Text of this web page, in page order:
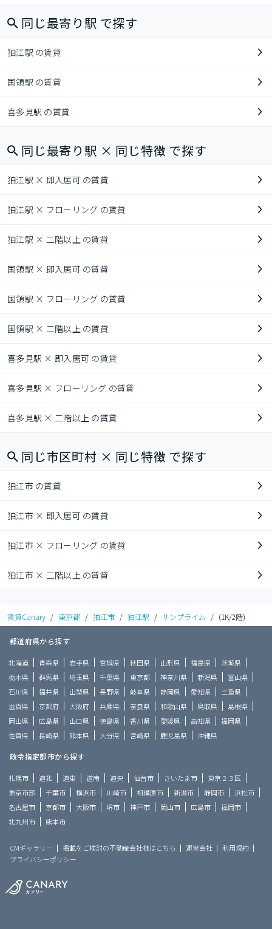
同じ最寄り駅 で探す
狛江駅 の賃貸
国領駅 の賃貸
喜多見駅 の賃貸
同じ最寄り駅 × 同じ特徴 で探す
狛江駅 × 即入居可 の賃貸
狛江駅 × フローリング の賃貸
狛江駅 × 二階以上 の賃貸
国領駅 × 即入居可 の賃貸
国領駅 × フローリング の賃貸
国領駅 × 二階以上 の賃貸
喜多見駅 × 即入居可 の賃貸
喜多見駅 × フローリング の賃貸
喜多見駅 × 二階以上 の賃貸
同じ市区町村 × 同じ特徴 で探す
狛江市 の賃貸
狛江市 × 即入居可 の賃貸
狛江市 × フローリング の賃貸
狛江市 × 二階以上 の賃貸
賃貸Canary / 東京都 / 狛江市 / 狛江駅 / サンプライム / (1K/2階)
都道府県から探す
北海道 青森県 岩手県 宮城県 秋田県 山形県 福島県
茨城県
栃木県
群馬県 埼玉県 千葉県 東京都 神奈川県 新潟県
富山県
石川県
福井県 山梨県 長野県 岐阜県 静岡県 愛知県
三重県
滋賀県
京都府 大阪府 兵庫県 奈良県 和歌山県 鳥取県
島根県
岡山県
広島県 山口県 徳島県 香川県 愛媛県 高知県
福岡県
佐賀県
長崎県 熊本県 大分県 宮崎県 鹿児島県 沖縄県
政令指定都市から探す
札幌市 道北 道東 道南 道央 仙台市 さいたま市
東京２３区
東京市部
千葉市 横浜市 川崎市 相模原市 新潟市 静岡市
浜松市
名古屋市
京都市 大阪市 堺市 神戸市 岡山市 広島市
福岡市
北九州市
熊本市
CMギャラリー 掲載をご検討の不動産会社様はこちら 運営会社
利用規約
プライバシーポリシー